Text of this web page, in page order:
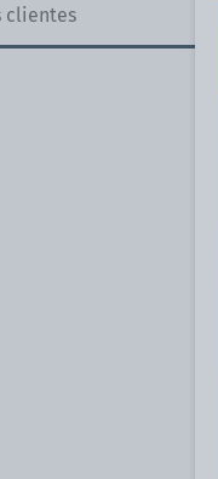
clientes